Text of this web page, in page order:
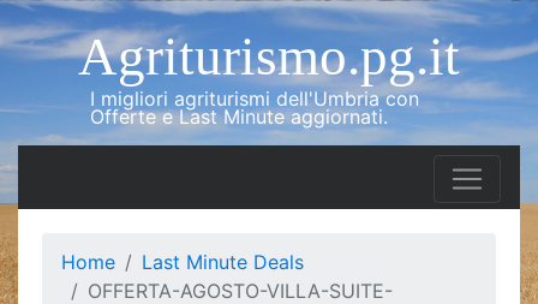
Agriturismo.pg.it
I migliori agriturismi dell'Umbria con
Offerte e Last Minute aggiornati.
Home
Last Minute Deals
OFFERTA-AGOSTO-VILLA-SUITE-